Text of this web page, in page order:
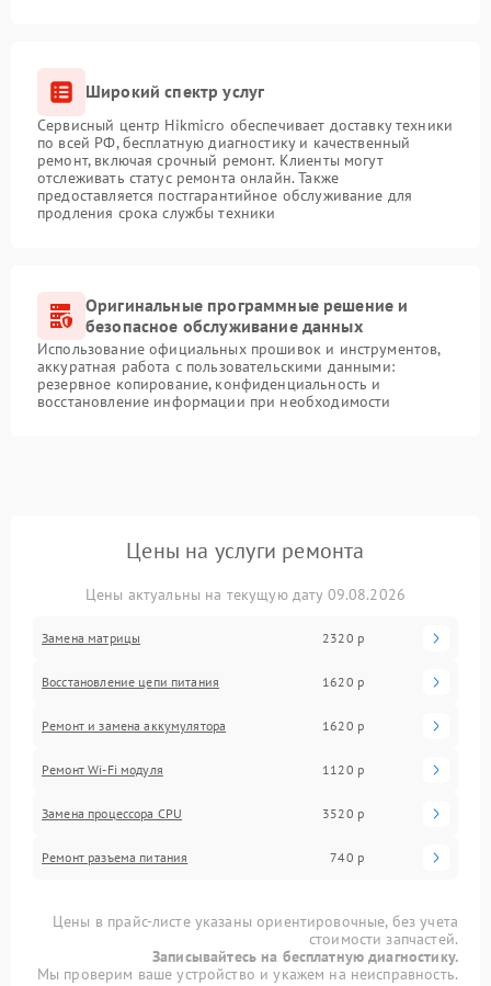
Широкий спектр услуг
Сервисный центр Hikmicro обеспечивает доставку техники
по всей РФ, бесплатную диагностику и качественный
ремонт, включая срочный ремонт. Клиенты могут
отслеживать статус ремонта онлайн. Также
предоставляется постгарантийное обслуживание для
продления срока службы техники
Оригинальные программные решение и
безопасное обслуживание данных
Использование официальных прошивок и инструментов,
аккуратная работа с пользовательскими данными:
резервное копирование, конфиденциальность и
восстановление информации при необходимости
Цены на услуги ремонта
Цены актуальны на текущую дату 09.08.2026
Замена матрицы 2320 р
Восстановление цепи питания 1620 р
Ремонт и замена аккумулятора 1620 р
Ремонт Wi-Fi модуля 1120 р
Замена процессора CPU 3520 р
Ремонт разъема питания 740 р
Цены в прайс-листе указаны ориентировочные, без учета
стоимости запчастей.
Записывайтесь на бесплатную диагностику.
Мы проверим ваше устройство и укажем на неисправность.